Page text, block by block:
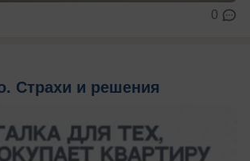
0
Страхи и решения